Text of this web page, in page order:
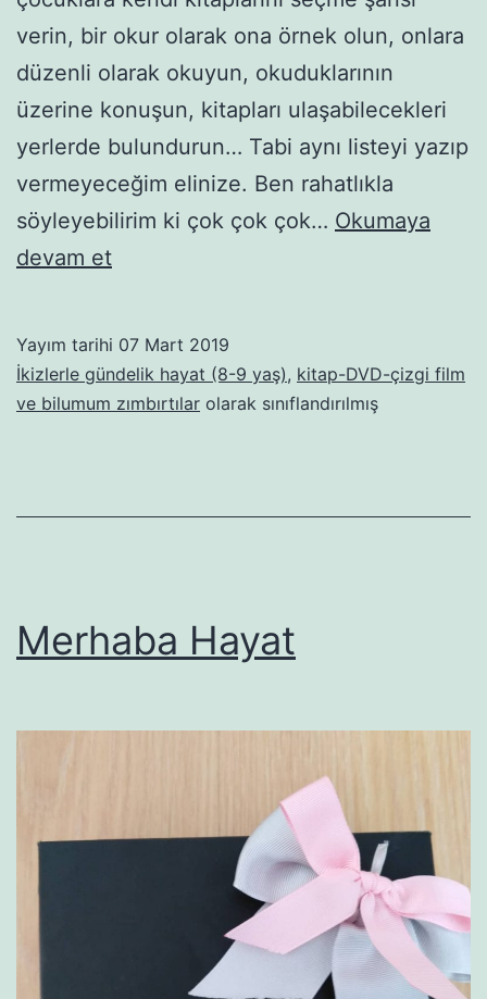
verin, bir okur olarak ona örnek olun, onlara
düzenli olarak okuyun, okuduklarının
üzerine konuşun, kitapları ulaşabilecekleri
yerlerde bulundurun… Tabi aynı listeyi yazıp
vermeyeceğim elinize. Ben rahatlıkla
söyleyebilirim ki çok çok çok… Okumaya
devam etKitap
Yayım tarihi 07 Mart 2019
İkizlerle gündelik hayat (8-9 yaş), kitap-DVD-çizgi film
ve bilumum zımbırtılar olarak sınıflandırılmış
Merhaba Hayat